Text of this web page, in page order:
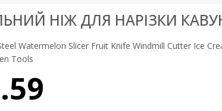
НІЖ ДЛЯ НАРІЗКИ
Watermelon Slicer Fruit Knife Windmill Cutter Ice
Tools